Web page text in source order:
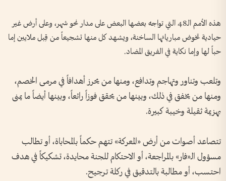
هذه الأمم الـ48 التي تواجه بعضها البعض على مدار نحو شهر، وعلى أرض غير
حيادية تخوض مبارياتها الساخنة، ويشهد كل منها تشجيعاً من قِبل ملايين إما
حباً لها وإما نكاية في الفريق المضاد.
وتلعب وتناور وتهاجم وتدافع، ومنها من يحرز أهدافاً في مرمى الخصم،
ومنها من يخفق في ذلك، وبينها من يحقق فوزاً رائعاً، وبينها أيضاً ما يمنى
بهزيمة ثقيلة وخيبة كبيرة.
تتصاعد أصوات من أرض «المعركة» تتهم حكماً بالمحاباة، أو تطالب
مسؤول الـ«فار» بالمراجعة، أو الاحتكام للجنة محايدة، تشكيكاً في هدف
احتسب، أو مطالبة بالتدقيق في ركلة ترجيح.